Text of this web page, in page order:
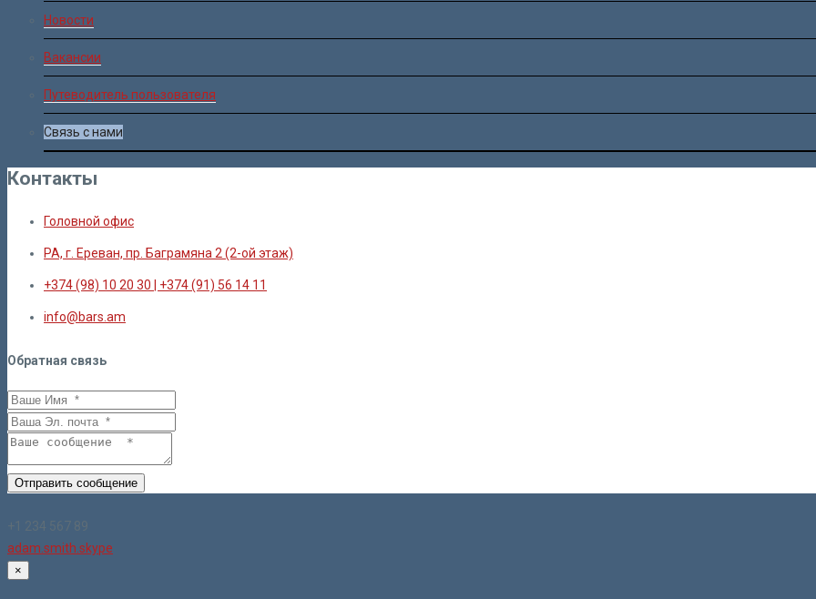
Новости
Вакансии
Путеводитель пользователя
Связь с нами
Контакты
Головной офис
РА, г. Ереван, пр. Баграмяна 2 (2-ой этаж)
+374 (98) 10 20 30 | +374 (91) 56 14 11
info@bars.am
Обратная связь
Отправить сообщение
+1 234 567 89
adam.smith.skype
×